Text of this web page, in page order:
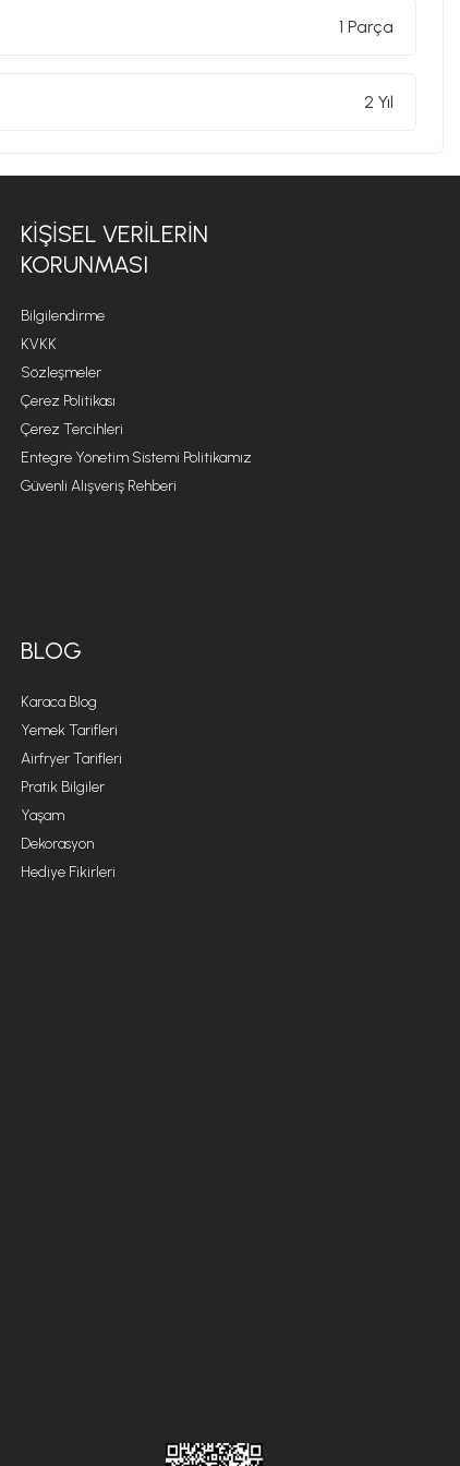
1 Parça
2 Yıl
KIŞISEL VERILERIN
KORUNMASI
Bilgilendirme
KVKK
Sözleşmeler
Çerez Politikası
Çerez Tercihleri
Entegre Yönetim Sistemi Politikamız
Güvenli Alışveriş Rehberi
BLOG
Karaca Blog
Yemek Tarifleri
Airfryer Tarifleri
Pratik Bilgiler
Yaşam
Dekorasyon
Hediye Fikirleri